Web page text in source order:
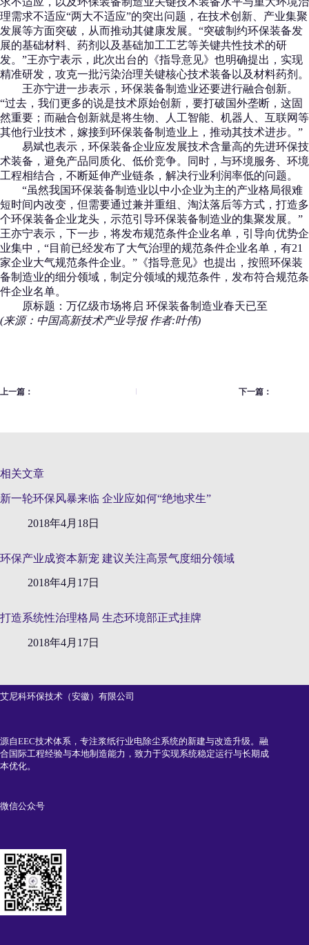
理需求不适应“两大不适应”的突出问题，在技术创新、产业集聚
发展等方面突破，从而推动其健康发展。“突破制约环保装备发
展的基础材料、药剂以及基础加工工艺等关键共性技术的研
发。”王亦宁表示，此次出台的《指导意见》也明确提出，实现
精准研发，攻克一批污染治理关键核心技术装备以及材料药剂。
王亦宁进一步表示，环保装备制造业还要进行融合创新。
“过去，我们更多的说是技术原始创新，要打破国外垄断，这固
然重要；而融合创新就是将生物、人工智能、机器人、互联网等
其他行业技术，嫁接到环保装备制造业上，推动其技术进步。”
易斌也表示，环保装备企业应发展技术含量高的先进环保技
术装备，避免产品同质化、低价竞争。同时，与环境服务、环境
工程相结合，不断延伸产业链条，解决行业利润率低的问题。
“虽然我国环保装备制造业以中小企业为主的产业格局很难
短时间内改变，但需要通过兼并重组、淘汰落后等方式，打造多
个环保装备企业龙头，示范引导环保装备制造业的集聚发展。”
王亦宁表示，下一步，将发布规范条件企业名单，引导向优势企
业集中，“目前已经发布了大气治理的规范条件企业名单，有21
家企业大气规范条件企业。”《指导意见》也提出，按照环保装
备制造业的细分领域，制定分领域的规范条件，发布符合规范条
件企业名单。
原标题：万亿级市场将启 环保装备制造业春天已至
(来源：中国高新技术产业导报 作者:叶伟)
上一篇： 下一篇：
相关文章
新一轮环保风暴来临 企业应如何“绝地求生”
2018年4月18日
环保产业成资本新宠 建议关注高景气度细分领域
2018年4月17日
打造系统性治理格局 生态环境部正式挂牌
2018年4月17日
艾尼科环保技术（安徽）有限公司
源自EEC技术体系，专注浆纸行业电除尘系统的新建与改造升级。融
合国际工程经验与本地制造能力，致力于实现系统稳定运行与长期成
本优化。
微信公众号